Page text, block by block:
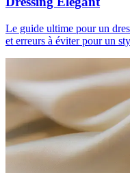
Le guide ultime pour un
et erreurs à éviter pour un